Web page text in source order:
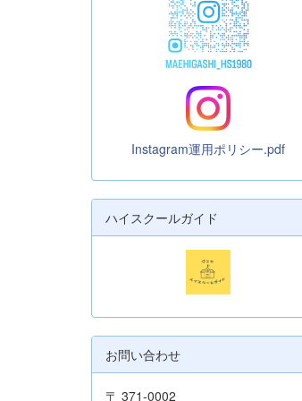
Instagram運用ポリシー.pdf
ハイスクールガイド
お問い合わせ
〒 371-0002